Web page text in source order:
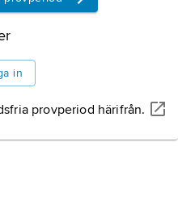
in
provperiod härifrån.